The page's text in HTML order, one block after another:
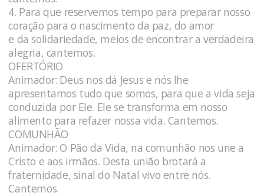
4. Para que reservemos tempo para preparar nosso
coração para o nascimento da paz, do amor
e da solidariedade, meios de encontrar a verdadeira
alegria, cantemos.
OFERTÓRIO
Animador: Deus nos dá Jesus e nós lhe
apresentamos tudo que somos, para que a vida seja
conduzida por Ele. Ele se transforma em nosso
alimento para refazer nossa vida. Cantemos.
COMUNHÃO
Animador: O Pão da Vida, na comunhão nos une a
Cristo e aos irmãos. Desta união brotará a
fraternidade, sinal do Natal vivo entre nós.
Cantemos.